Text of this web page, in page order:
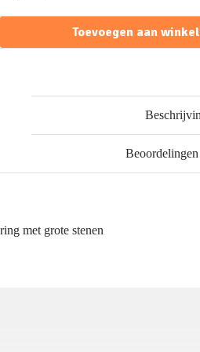
Toevoegen aan
ring met grote stenen